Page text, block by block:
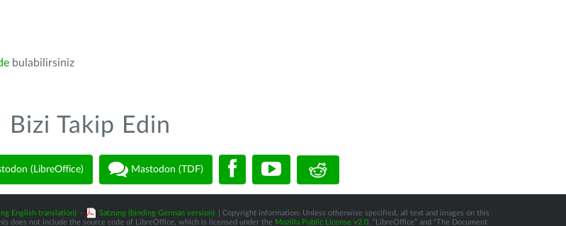
bulabilirsiniz
Bizi Takip Edin
(LibreOffice) Mastodon (TDF)
English translation) - Satzung (binding German version)
| Copyright information: Unless otherwise specified, all text and images on this
does not include the source code of LibreOffice, which is licensed under the Mozilla Public License v2.0. “LibreOffice” and “The Document